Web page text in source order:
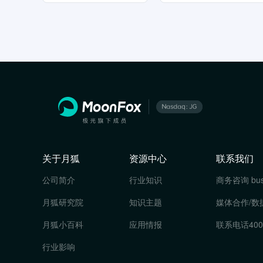
关于月狐
公司简介
月狐研究院
月狐小百科
行业影响
资源中心
行业知识
知识主题
应用情报
联系我们
商务咨询
媒体合作/数
联系电话